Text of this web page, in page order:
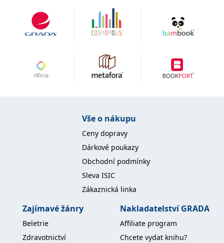
Vše o nákupu
Ceny dopravy
Dárkové poukazy
Obchodní podmínky
Sleva ISIC
Zákaznická linka
Zajímavé žánry
Beletrie
Zdravotnictví
Nakladatelství GRADA
Affiliate program
Chcete vydat knihu?